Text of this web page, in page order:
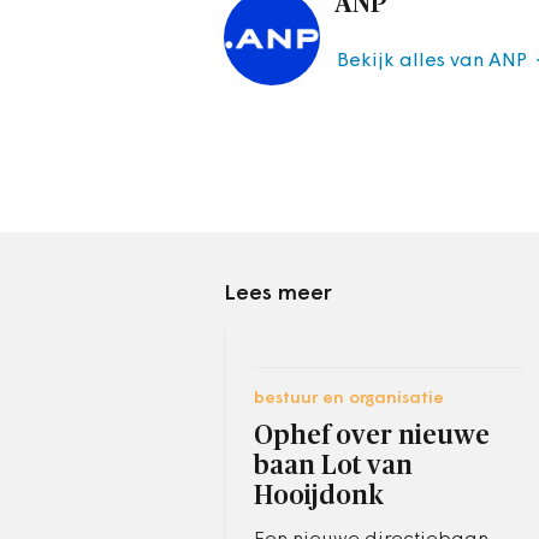
Bekijk alles van ANP
Lees meer
bestuur en organisatie
Ophef over nieuwe
baan Lot van
Hooijdonk